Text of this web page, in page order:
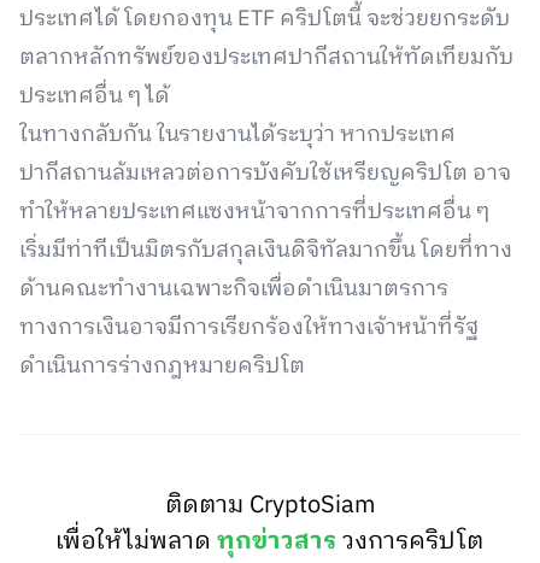
ประเทศได้ โดยกองทุน ETF คริปโตนี้ จะช่วยยกระดับ
ตลากหลักทรัพย์ของประเทศปากีสถานให้ทัดเทียมกับ
ประเทศอื่น ๆ ได้
ในทางกลับกัน ในรายงานได้ระบุว่า หากประเทศ
ปากีสถานล้มเหลวต่อการบังคับใช้เหรียญคริปโต อาจ
ทำให้หลายประเทศแซงหน้าจากการที่ประเทศอื่น ๆ
เริ่มมีท่าทีเป็นมิตรกับสกุลเงินดิจิทัลมากขึ้น โดยที่ทาง
ด้านคณะทํางานเฉพาะกิจเพื่อดําเนินมาตรการ
ทางการเงินอาจมีการเรียกร้องให้ทางเจ้าหน้าที่รัฐ
ดำเนินการร่างกฎหมายคริปโต
ติดตาม CryptoSiam
เพื่อให้ไม่พลาดทุกข่าวสารวงการคริปโต